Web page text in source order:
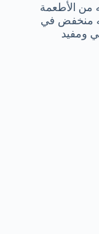
من الأطعمة
منخفض في
ومفيد